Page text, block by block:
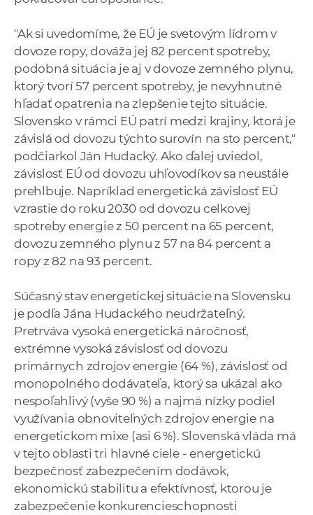
"Ak si uvedomíme, že EÚ je svetovým lídrom v
dovoze ropy, dováža jej 82 percent spotreby,
podobná situácia je aj v dovoze zemného plynu,
ktorý tvorí 57 percent spotreby, je nevyhnutné
hľadať opatrenia na zlepšenie tejto situácie.
Slovensko v rámci EÚ patrí medzi krajiny, ktorá je
závislá od dovozu týchto surovín na sto percent,"
podčiarkol Ján Hudacký. Ako ďalej uviedol,
závislosť EÚ od dovozu uhľovodíkov sa neustále
prehlbuje. Napríklad energetická závislosť EÚ
vzrastie do roku 2030 od dovozu celkovej
spotreby energie z 50 percent na 65 percent,
dovozu zemného plynu z 57 na 84 percent a
ropy z 82 na 93 percent.
Súčasný stav energetickej situácie na Slovensku
je podľa Jána Hudackého neudržateľný.
Pretrváva vysoká energetická náročnosť,
extrémne vysoká závislosť od dovozu
primárnych zdrojov energie (64 %), závislosť od
monopolného dodávateľa, ktorý sa ukázal ako
nespoľahlivý (vyše 90 %) a najmä nízky podiel
využívania obnoviteľných zdrojov energie na
energetickom mixe (asi 6 %). Slovenská vláda má
v tejto oblasti tri hlavné ciele - energetickú
bezpečnosť zabezpečením dodávok,
ekonomickú stabilitu a efektívnosť, ktorou je
zabezpečenie konkurencieschopnosti